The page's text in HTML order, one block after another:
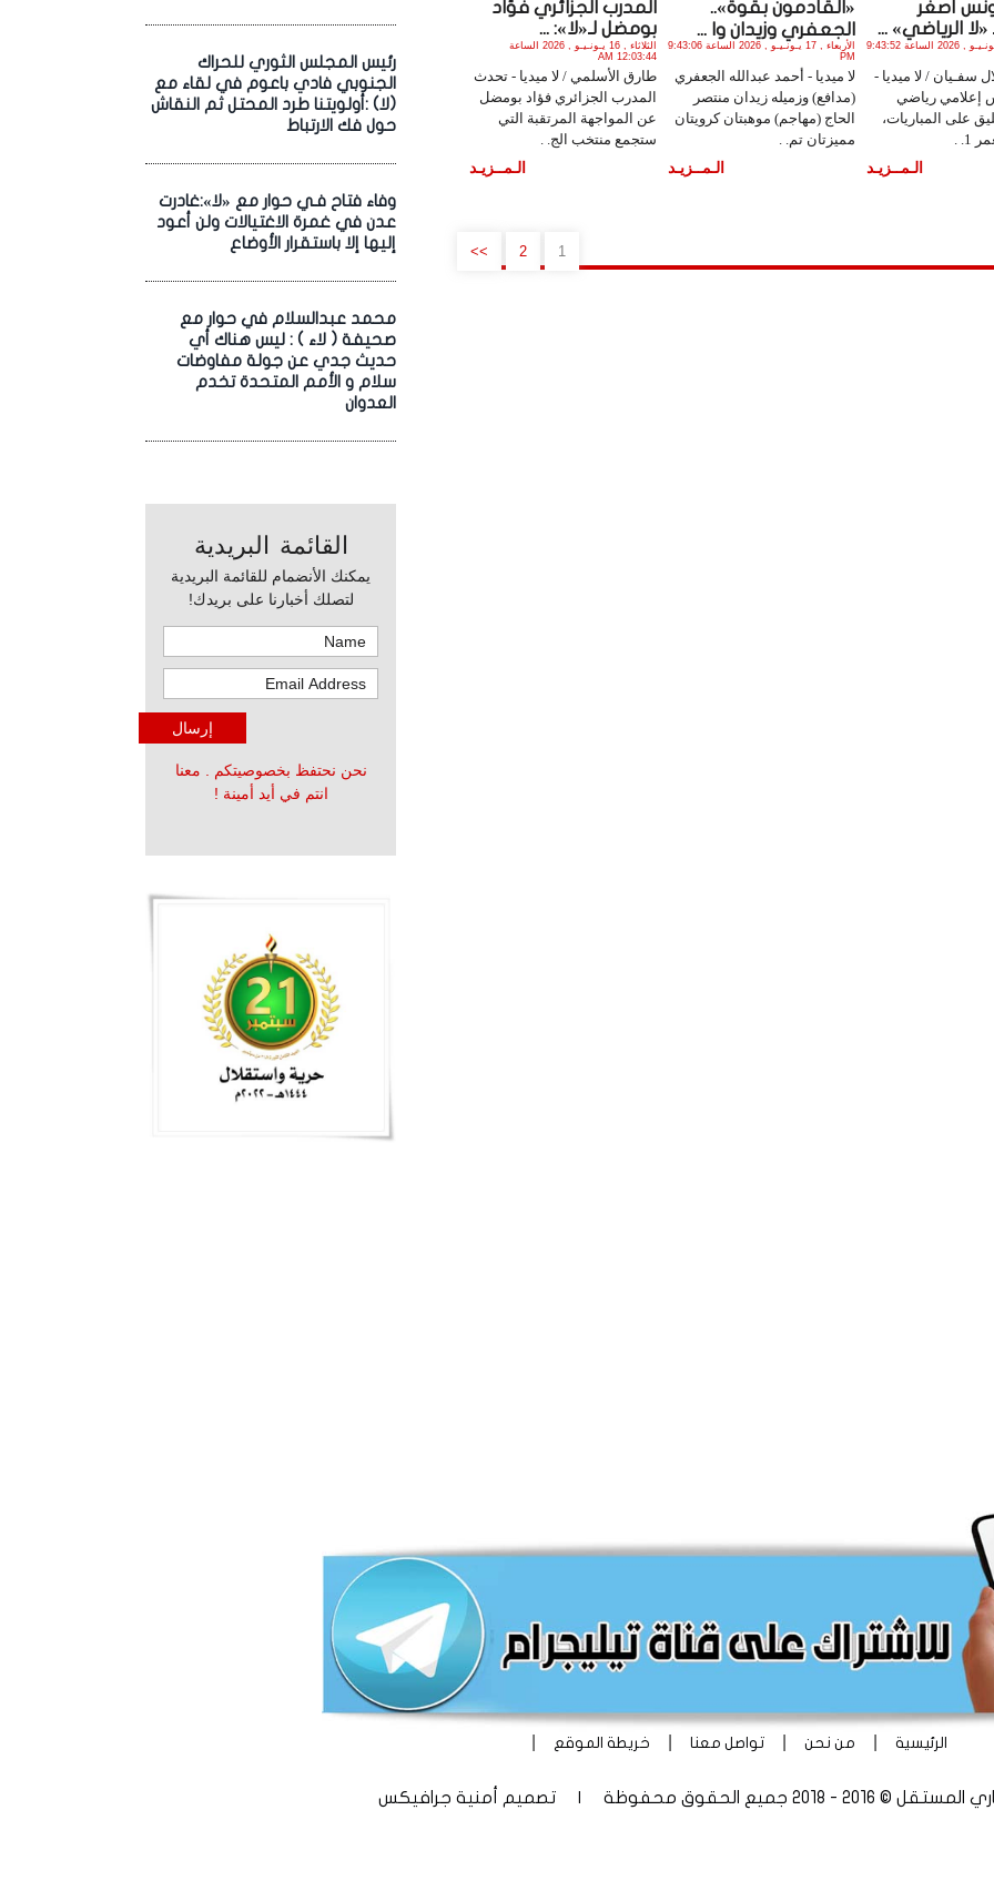
رئيس المجلس الثوري للحراك
الجنوبي فادي باعوم في لقاء مع
(لا) :أولويتنا طرد المحتل ثم النقاش
حول فك الارتباط
وفاء فتاح فـي حوار مع «لا»:غادرت
عدن في غمرة الاغتيالات ولن أعود
إليها إلا باستقرار الأوضاع
محمد عبدالسلام في حوار مع
صحيفة ( لاء ) : ليس هناك أي
حديث جدي عن جولة مفاوضات
سلام و الأمم المتحدة تخدم
العدوان
القائمة البريدية
يمكنك الأنضمام للقائمة البريدية
لتصلك أخبارنا على بريدك!
نحن نحتفظ بخصوصيتكم . معنا
انتم في أيد أمينة !
أصغر
الرياضي» ...
الأربعاء , 17 يـونـيـو , 2026 الساعة 9:43:52
سفـيان / لا ميديا -
إعلامي رياضي
على المباريات،
.
الـمــزيـد
«القادمون بقوة»..
الجعفري وزيدان وا ...
الأربعاء , 17 يـونـيـو , 2026 الساعة 9:43:06
PM
لا ميديا - أحمد عبدالله الجعفري
(مدافع) وزميله زيدان منتصر
الحاج (مهاجم) موهبتان كرويتان
مميزتان تم. .
الـمــزيـد
المدرب الجزائري فؤاد
بومضل لـ«لا»: ...
الثلاثاء , 16 يـونـيـو , 2026 الساعة
12:03:44 AM
طارق الأسلمي / لا ميديا - تحدث
المدرب الجزائري فؤاد بومضل
عن المواجهة المرتقبة التي
ستجمع منتخب الج. .
الـمــزيـد
1
2
>>
الرئيسية من نحن تواصل معنا خريطة الموقع
2018 جميع الحقوق محفوظة | تصميم أمنية جرافيكس